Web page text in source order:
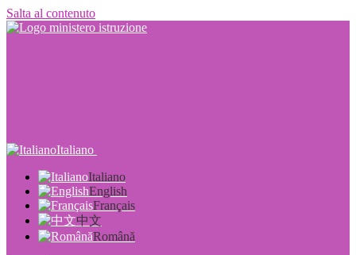
Salta al contenuto
Italiano
Italiano
English
Français
中文
Română